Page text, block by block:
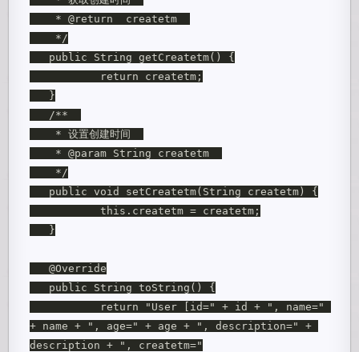
           this.createtm = createtm;
   @Override
+ name + ", age=" + age + ", description=" +
description + ", createtm="